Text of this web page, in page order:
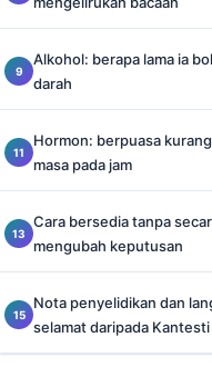
Alkohol: berapa lama ia
darah
Hormon: berpuasa
masa pada jam
Cara bersedia tanpa
mengubah keputusan
Nota penyelidikan dan
selamat daripada Kantesti